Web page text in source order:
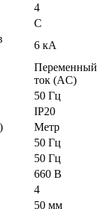
4
C
6 кА
Переменный
ток (AC)
50 Гц
IP20
Метр
50 Гц
50 Гц
660 В
4
50 мм